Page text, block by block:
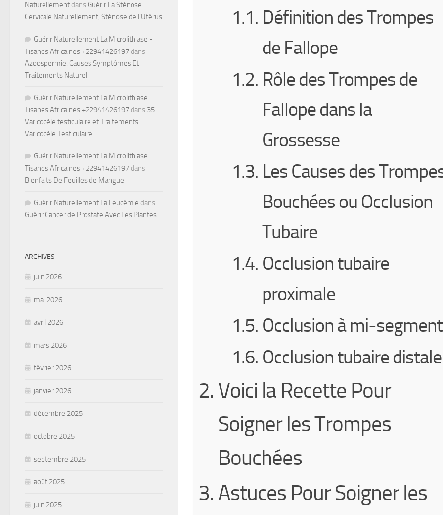
Définition des Trompes
de Fallope
Rôle des Trompes de
Fallope dans la
Grossesse
Les Causes des
Bouchées ou Occlusion
Tubaire
Occlusion tubaire
proximale
Occlusion à mi-segment
Occlusion tubaire distale
Voici la Recette Pour
Soigner les Trompes
Bouchées
Astuces Pour Soigner les
Naturellement dans Guérir La Sténose
Cervicale Naturellement, Sténose de l’Utérus
Guérir Naturellement La Microlithiase -
Tisanes Africaines +22941426197 dans
Azoospermie: Causes Symptômes Et
Traitements Naturel
Guérir Naturellement La Microlithiase -
Tisanes Africaines +22941426197 dans 35-
Varicocèle testiculaire et Traitements
Varicocèle Testiculaire
Guérir Naturellement La Microlithiase -
Tisanes Africaines +22941426197 dans
Bienfaits De Feuilles de Mangue
Guérir Naturellement La Leucémie dans
Guérir Cancer de Prostate Avec Les Plantes
ARCHIVES
juin 2026
mai 2026
avril 2026
mars 2026
février 2026
janvier 2026
décembre 2025
octobre 2025
septembre 2025
août 2025
juin 2025